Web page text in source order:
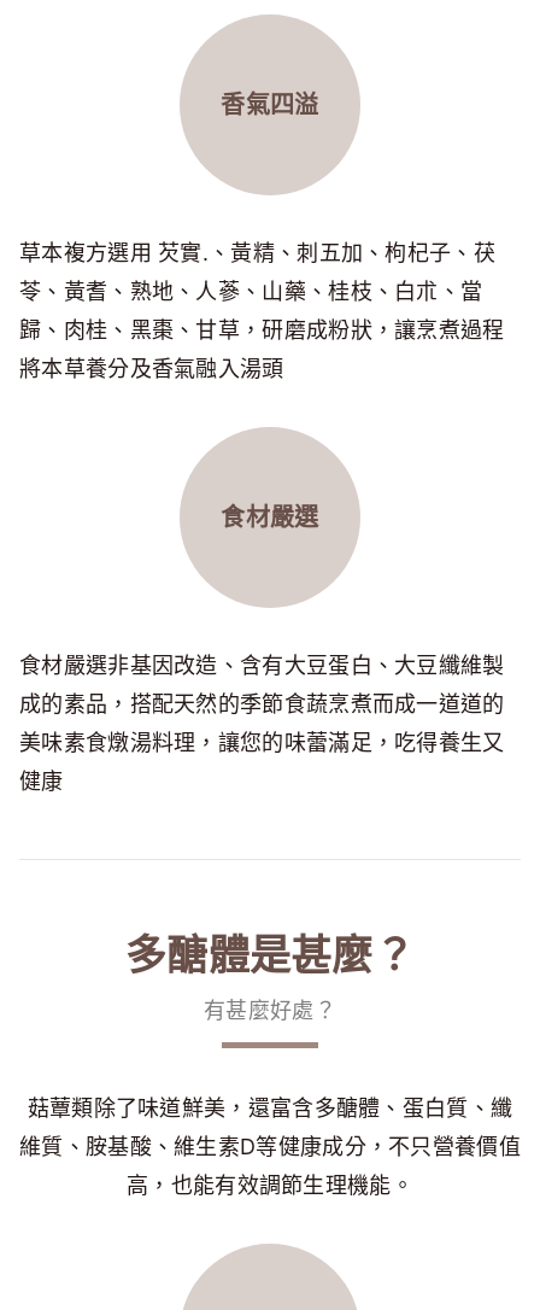
香氣四溢
草本複方選用 芡實.、黃精、刺五加、枸杞子、茯
苓、黃耆、熟地、人蔘、山藥、桂枝、白朮、當
歸、肉桂、黑棗、甘草，研磨成粉狀，讓烹煮過程
將本草養分及香氣融入湯頭
食材嚴選
食材嚴選非基因改造、含有大豆蛋白、大豆纖維製
成的素品，搭配天然的季節食蔬烹煮而成一道道的
美味素食燉湯料理，讓您的味蕾滿足，吃得養生又
健康
多醣體是甚麼？
有甚麼好處？
菇蕈類除了味道鮮美，還富含多醣體、蛋白質、纖
維質、胺基酸、維生素D等健康成分，不只營養價值
高，也能有效調節生理機能。